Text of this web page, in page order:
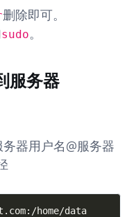
删除即可。
sudo。
服务器
器用户名@服务器
home/data